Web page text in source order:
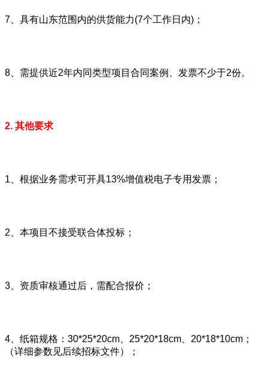
7、具有山东范围内的供货能力(7个工作日内)；
8、需提供近2年内同类型项目合同案例、发票不少于2份。
2. 其他要求
1、根据业务需求可开具13%增值税电子专用发票；
2、本项目不接受联合体投标；
3、资质审核通过后，需配合报价；
4、纸箱规格：30*25*20cm、25*20*18cm、20*18*10cm；
（详细参数见后续招标文件）；